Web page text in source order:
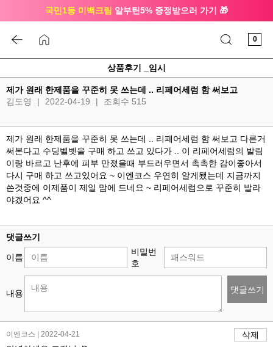
국민1등 미백크림 알부틴5% 증정받으러 가기 🎁
0
상품후기 _임시
제가 원래 한제품을 꾸준히 못 쓰는데 .. 리페어세럼 함 써보고
김도영
| 2022-04-19 | 조회수 515
제가 원래 한제품을 꾸준히 못 쓰는데 .. 리페어세럼 함 써보고 다른거
써본다고 수딩벨벳을 구매 하고 쓰고 있다가 .. 이 리페어세럼의 발림
이랑 바르고 난후에 피부 만졌을때 부드러우면서 촉촉한 감이좋아서
다시 구매 하고 쓰고있어요 ~ 이엔코스 우연히 알게됐는데 지금까지
쓴것중에 이제품이 제일 맘에 드네요 ~ 리페어세럼으로 꾸준히 발라
야겠어요 ^^
댓글쓰기
이름
비밀번
호
내용 댓글쓰기
이엔코스 | 2022-04-21
삭제